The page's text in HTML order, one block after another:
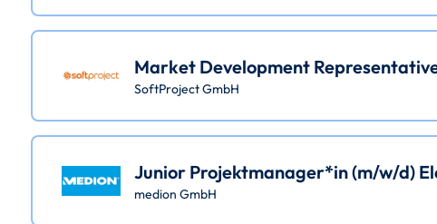
Market Development
SoftProject GmbH
Junior Projektmanager*in (m/w/d)
medion GmbH